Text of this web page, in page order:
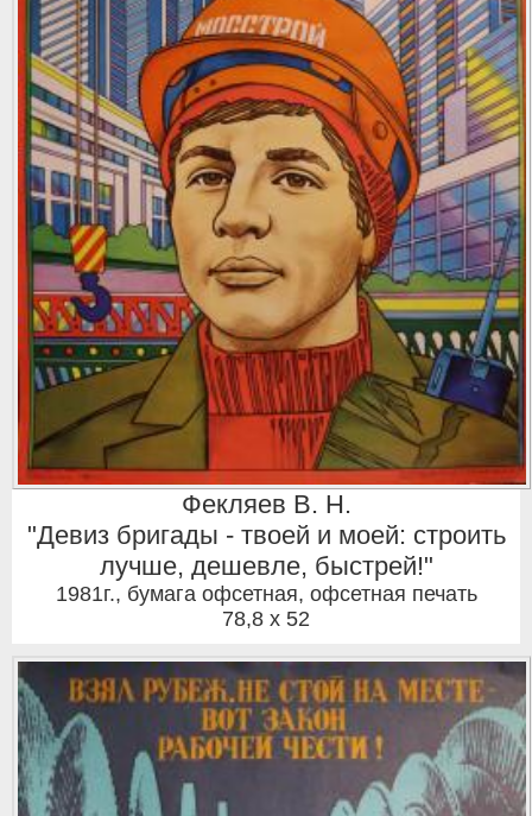
Фекляев В. Н.
"Девиз бригады - твоей и моей: строить
лучше, дешевле, быстрей!"
1981г., бумага офсетная, офсетная печать
78,8 x 52